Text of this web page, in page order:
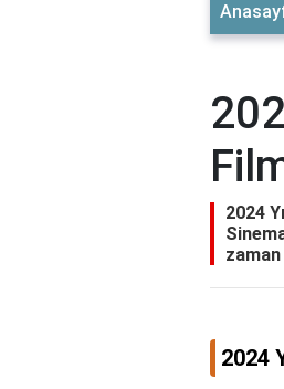
2024
2024